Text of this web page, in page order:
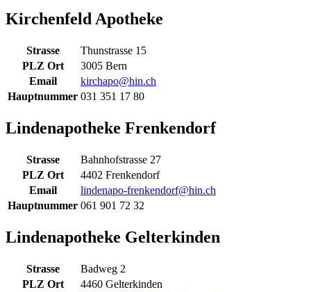
Kirchenfeld Apotheke
Strasse
Thunstrasse 15
PLZ Ort
3005 Bern
Email
kirchapo@hin.ch
Hauptnummer 031 351 17 80
Lindenapotheke Frenkendorf
Strasse
Bahnhofstrasse 27
PLZ Ort
4402 Frenkendorf
Email
lindenapo-frenkendorf@hin.ch
Hauptnummer 061 901 72 32
Lindenapotheke Gelterkinden
Strasse
Badweg 2
PLZ Ort
4460 Gelterkinden